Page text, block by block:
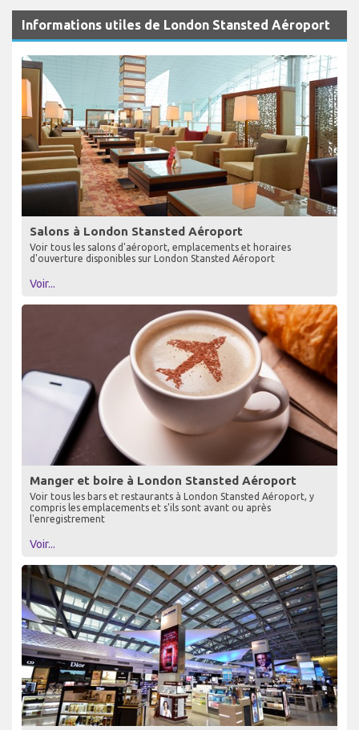
Informations utiles de London Stansted Aéroport
Salons à London Stansted Aéroport
Voir tous les salons d'aéroport, emplacements et horaires
d'ouverture disponibles sur London Stansted Aéroport
Voir...
Manger et boire à London Stansted Aéroport
Voir tous les bars et restaurants à London Stansted Aéroport, y
compris les emplacements et s'ils sont avant ou après
l'enregistrement
Voir...